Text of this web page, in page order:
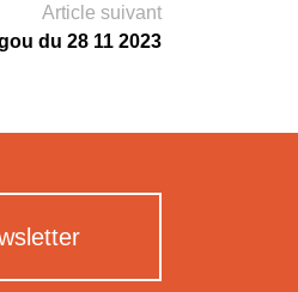
Article suivant
du 28 11 2023